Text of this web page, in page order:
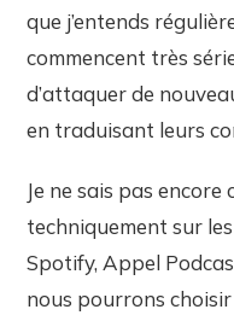
que j’entends
commencent très
d’attaquer de
en traduisant leurs
Je ne sais pas
techniquement sur
Spotify, Appel
nous pourrons